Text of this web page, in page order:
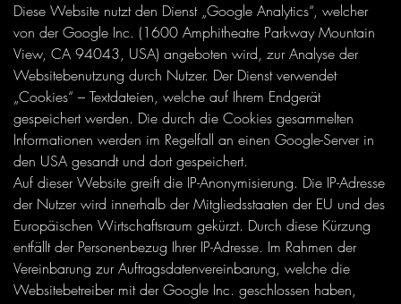
Diese Website nutzt den Dienst „Google Analytics“, welcher
von der Google Inc. (1600 Amphitheatre Parkway Mountain
View, CA 94043, USA) angeboten wird, zur Analyse der
Websitebenutzung durch Nutzer. Der Dienst verwendet
„Cookies“ – Textdateien, welche auf Ihrem Endgerät
gespeichert werden. Die durch die Cookies gesammelten
Informationen werden im Regelfall an einen Google-Server in
den USA gesandt und dort gespeichert.
Auf dieser Website greift die IP-Anonymisierung. Die IP-Adresse
der Nutzer wird innerhalb der Mitgliedsstaaten der EU und des
Europäischen Wirtschaftsraum gekürzt. Durch diese Kürzung
entfällt der Personenbezug Ihrer IP-Adresse. Im Rahmen der
Vereinbarung zur Auftragsdatenvereinbarung, welche die
Websitebetreiber mit der Google Inc. geschlossen haben,